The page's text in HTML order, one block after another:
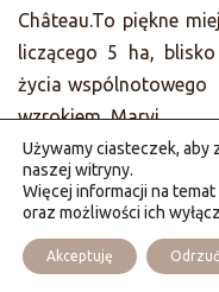
Château.To piękne
liczącego 5 ha,
życia wspólnotowego
wzrokiem Maryi.
Wspólnota zaprasza
rok, indywidualne
Można zakosztować
modlitwy liturgicznej,
Używamy ciasteczek, aby
naszej witryny.
Więcej informacji na
oraz możliwości ich
Akceptuję Odrzuć